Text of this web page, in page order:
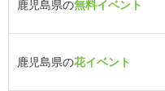
鹿児島県の無料イベント
鹿児島県の花イベント